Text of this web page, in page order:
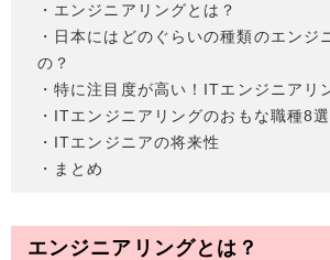
・エンジニアリングとは？
・日本にはどのぐらいの種類のエンジ
の？
・特に注目度が高い！ITエンジニアリ
・ITエンジニアリングのおもな職種8選
・ITエンジニアの将来性
・まとめ
エンジニアリングとは？